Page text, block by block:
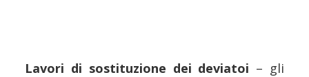
Lavori di sostituzione dei deviatoi – gli